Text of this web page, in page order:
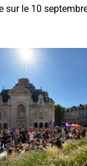
sur le 10